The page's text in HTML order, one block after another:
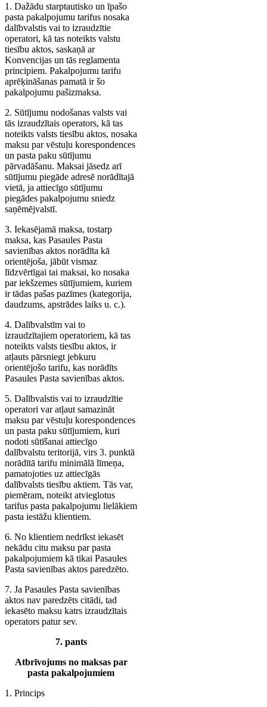
1. Dažādu starptautisko un īpašo
pasta pakalpojumu tarifus nosaka
dalībvalstis vai to izraudzītie
operatori, kā tas noteikts valstu
tiesību aktos, saskaņā ar
Konvencijas un tās reglamenta
principiem. Pakalpojumu tarifu
aprēķināšanas pamatā ir šo
pakalpojumu pašizmaksa.
2. Sūtījumu nodošanas valsts vai
tās izraudzītais operators, kā tas
noteikts valsts tiesību aktos, nosaka
maksu par vēstuļu korespondences
un pasta paku sūtījumu
pārvadāšanu. Maksai jāsedz arī
sūtījumu piegāde adresē norādītajā
vietā, ja attiecīgo sūtījumu
piegādes pakalpojumu sniedz
saņēmējvalstī.
3. Iekasējamā maksa, tostarp
maksa, kas Pasaules Pasta
savienības aktos norādīta kā
orientējoša, jābūt vismaz
līdzvērtīgai tai maksai, ko nosaka
par iekšzemes sūtījumiem, kuriem
ir tādas pašas pazīmes (kategorija,
daudzums, apstrādes laiks u. c.).
4. Dalībvalstīm vai to
izraudzītajiem operatoriem, kā tas
noteikts valsts tiesību aktos, ir
atļauts pārsniegt jebkuru
orientējošo tarifu, kas norādīts
Pasaules Pasta savienības aktos.
5. Dalībvalstis vai to izraudzītie
operatori var atļaut samazināt
maksu par vēstuļu korespondences
un pasta paku sūtījumiem, kuri
nodoti sūtīšanai attiecīgo
dalībvalstu teritorijā, virs 3. punktā
norādītā tarifu minimālā līmeņa,
pamatojoties uz attiecīgās
dalībvalsts tiesību aktiem. Tās var,
piemēram, noteikt atvieglotus
tarifus pasta pakalpojumu lielākiem
pasta iestāžu klientiem.
6. No klientiem nedrīkst iekasēt
nekādu citu maksu par pasta
pakalpojumiem kā tikai Pasaules
Pasta savienības aktos paredzēto.
7. Ja Pasaules Pasta savienības
aktos nav paredzēts citādi, tad
iekasēto maksu katrs izraudzītais
operators patur sev.
7. pants
Atbrīvojums no maksas par
pasta pakalpojumiem
1. Princips